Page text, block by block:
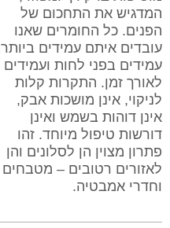
המדגיש את התחכום של
הפנים. כל החומרים שאנו
עובדים איתם עמידים ביותר,
עמידים בפני לחות ועמידים
לאורך זמן. התקרות קלות
לניקוי, אינן מושכות אבק,
אינן דוהות בשמש ואינן
דורשות טיפול מיוחד. זהו
פתרון מצוין הן לסלונים והן
לאזורים רטובים – מטבחים
וחדרי אמבטיה.